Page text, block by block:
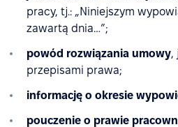
pracy, tj.: „Niniejszym
zawartą dnia…”;
powód rozwiązania umowy,
przepisami prawa;
informację o okresie
pouczenie o prawie